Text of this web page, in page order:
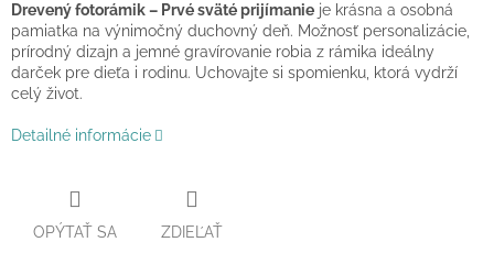
Drevený fotorámik – Prvé sväté prijímanie je krásna a osobná
pamiatka na výnimočný duchovný deň. Možnosť personalizácie,
prírodný dizajn a jemné gravírovanie robia z rámika ideálny
darček pre dieťa i rodinu. Uchovajte si spomienku, ktorá vydrží
celý život.
Detailné informácie
OPÝTAŤ SA ZDIEĽAŤ